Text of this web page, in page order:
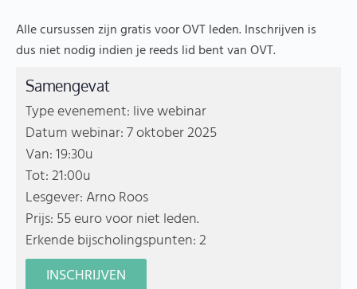
Alle cursussen zijn gratis voor OVT leden. Inschrijven is
dus niet nodig indien je reeds lid bent van OVT.
Samengevat
Type evenement: live webinar
Datum webinar: 7 oktober 2025
Van: 19:30u
Tot: 21:00u
Lesgever: Arno Roos
Prijs: 55 euro voor niet leden.
Erkende bijscholingspunten: 2
INSCHRIJVEN